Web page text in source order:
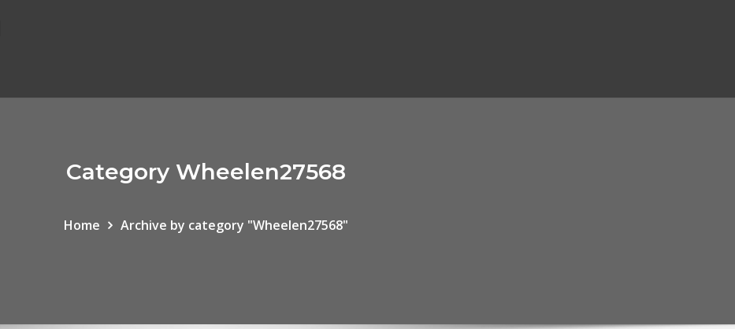
Category Wheelen27568
Home Archive by category "Wheelen27568"